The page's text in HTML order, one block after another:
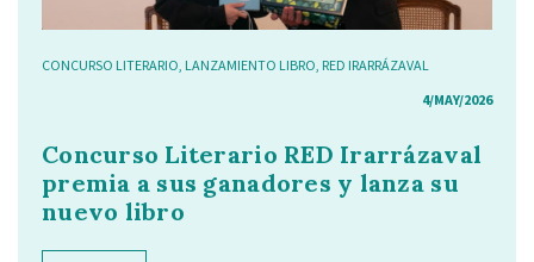
CONCURSO LITERARIO LANZAMIENTO LIBRO RED IRARRÁZAVAL
4/MAY/2026
Concurso Literario RED Irarrázaval
premia a sus ganadores y lanza su
nuevo libro